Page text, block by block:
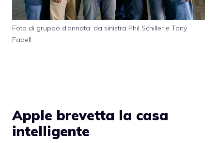
Foto di gruppo d’annata: da sinistra Phil Schiller e Tony
Fadell
Apple brevetta la casa
intelligente